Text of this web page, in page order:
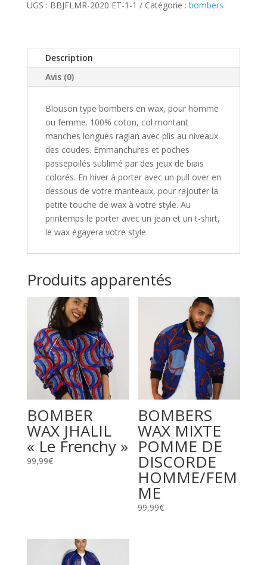
MIXTE
UGS : BBJFLMR-2020 ET-1-1 Catégorie : bombers
Description
Avis (0)
Blouson type bombers en wax, pour homme
ou femme. 100% coton, col montant
manches longues raglan avec plis au niveaux
des coudes. Emmanchures et poches
passepoilés sublimé par des jeux de biais
colorés. En hiver à porter avec un pull over en
dessous de votre manteaux, pour rajouter la
petite touche de wax à votre style. Au
printemps le porter avec un jean et un t-shirt,
le wax égayera votre style.
Produits apparentés
BOMBER
WAX JHALIL
« Le Frenchy »
99,99€
BOMBERS
WAX MIXTE
POMME DE
DISCORDE
HOMME/FEM
ME
99,99€